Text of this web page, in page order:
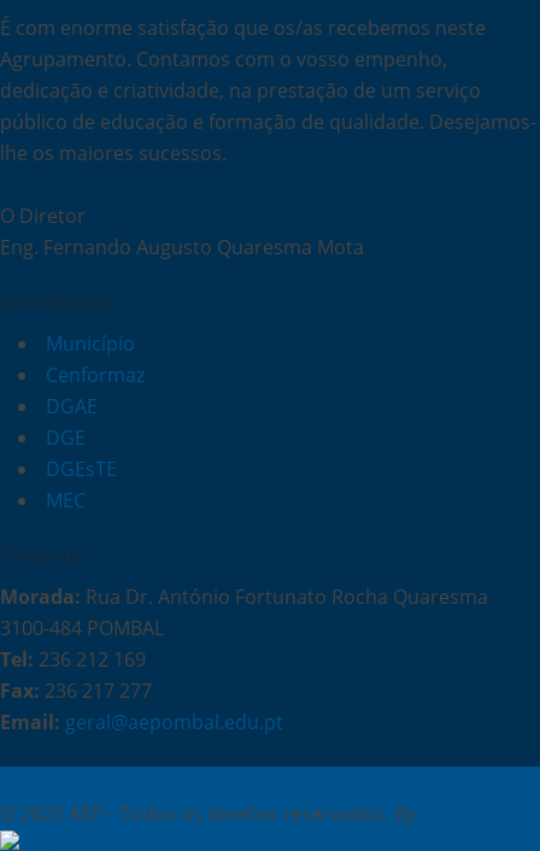
É com enorme satisfação que os/as recebemos neste
Agrupamento. Contamos com o vosso empenho,
dedicação e criatividade, na prestação de um serviço
público de educação e formação de qualidade. Desejamos-
lhe os maiores sucessos.
O Diretor
Eng. Fernando Augusto Quaresma Mota
Links Rápidos
Município
Cenformaz
DGAE
DGE
DGEsTE
MEC
Contactos
Morada: Rua Dr. António Fortunato Rocha Quaresma
3100-484 POMBAL
Tel: 236 212 169
Fax: 236 217 277
Email: geral@aepombal.edu.pt
© 2025 AEP - Todos os direitos reservados. By: